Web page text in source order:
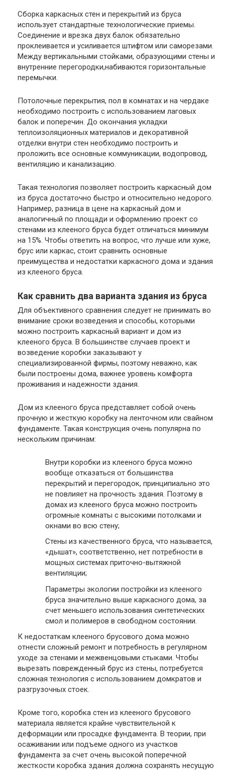
Сборка каркасных стен и перекрытий из бруса
использует стандартные технологические приемы.
Соединение и врезка двух балок обязательно
проклеивается и усиливается штифтом или саморезами.
Между вертикальными стойками, образующими стены и
внутренние перегородки,набиваются горизонтальные
перемычки.
Потолочные перекрытия, пол в комнатах и на чердаке
необходимо построить с использованием лаговых
балок и поперечин. До окончания укладки
теплоизоляционных материалов и декоративной
отделки внутри стен необходимо построить и
проложить все основные коммуникации, водопровод,
вентиляцию и канализацию.
Такая технология позволяет построить каркасный дом
из бруса достаточно быстро и относительно недорого.
Например, разница в цене на каркасный дом и
аналогичный по площади и оформлению проект со
стенами из клееного бруса будет отличаться минимум
на 15%. Чтобы ответить на вопрос, что лучше или хуже,
брус или каркас, стоит сравнить основные
преимущества и недостатки каркасного дома и здания
из клееного бруса.
Как сравнить два варианта здания из бруса
Для объективного сравнения следует не принимать во
внимание сроки возведения и способы, которыми
можно построить каркасный вариант и дом из
клееного бруса. В большинстве случаев проект и
возведение коробки заказывают у
специализированной фирмы, поэтому неважно, как
были построены дома, важнее уровень комфорта
проживания и надежности здания.
Дом из клееного бруса представляет собой очень
прочную и жесткую коробку на ленточном или свайном
фундаменте. Такая конструкция очень популярна по
нескольким причинам:
Внутри коробки из клееного бруса можно
вообще отказаться от большинства
перекрытий и перегородок, принципиально это
не повлияет на прочность здания. Поэтому в
домах из клееного бруса можно построить
огромные комнаты с высокими потолками и
окнами во всю стену;
Стены из качественного бруса, что называется,
«дышат», соответственно, нет потребности в
мощных системах приточно-вытяжной
вентиляции;
Параметры экологии постройки из клееного
бруса значительно выше каркасного дома, за
счет меньшего использования синтетических
смол и полимеров в свободном состоянии.
К недостаткам клееного брусового дома можно
отнести сложный ремонт и потребность в регулярном
уходе за стенами и межвенцовыми стыками. Чтобы
вырезать поврежденный брус из стены, потребуется
сложная технология с использованием домкратов и
разгрузочных стоек.
Кроме того, коробка стен из клееного брусового
материала является крайне чувствительной к
деформации или просадке фундамента. В теории, при
осаживании или подъеме одного из участков
фундамента за счет очень высокой поперечной
жесткости коробка здания должна сохранять несущую